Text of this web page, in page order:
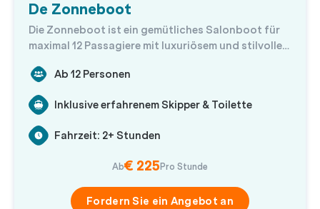
De Zonneboot
Die Zonneboot ist ein gemütliches Salonboot für
maximal 12 Passagiere mit luxuriösem und stilvollem
Ab 12 Personen
Inklusive erfahrenem Skipper & Toilette
Fahrzeit: 2+ Stunden
Ab€ 225Pro Stunde
Fordern Sie ein Angebot an